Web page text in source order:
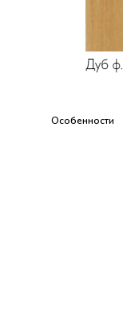
Особенности